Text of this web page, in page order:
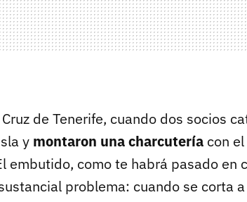
de Tenerife, cuando dos socios
y montaron una charcutería con
embutido, como te habrá pasado en
problema: cuando se corta